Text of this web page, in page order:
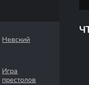
Невский
Игра
престолов